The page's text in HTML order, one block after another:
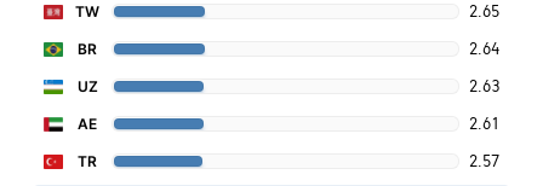
TW 2.65
BR 2.64
UZ 2.63
AE 2.61
TR 2.57